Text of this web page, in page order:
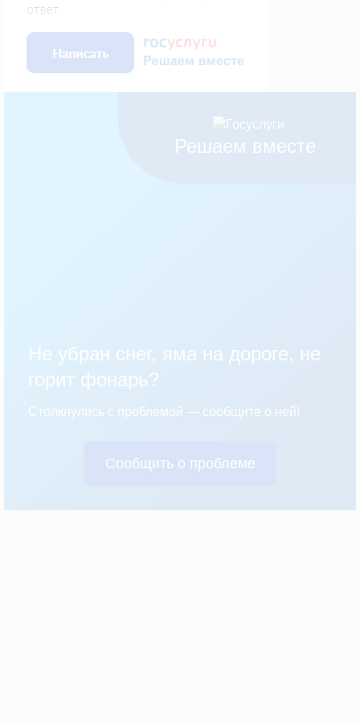
Решаем вместе
Не убран снег, яма на дороге, не
горит фонарь?
Столкнулись с проблемой — сообщите о ней!
Сообщить о проблеме